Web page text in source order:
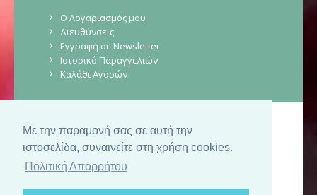
Με την παραμονή σας σε αυτή την
ιστοσελίδα, συναινείτε στη χρήση cookies.
Πολιτική Απορρήτου
Ο Λογαριασμός μου
Διευθύνσεις
Εγγραφή σε Newsletter
Ιστορικό Παραγγελιών
Καλάθι Αγορών
© Copyright 2026. CraftStore.gr.
Δημιουργία Ιστοσελίδας SilkTech